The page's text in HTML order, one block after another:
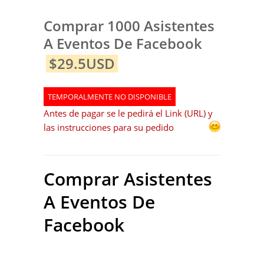
Comprar 1000 Asistentes
A Eventos De Facebook
$29.5USD
TEMPORALMENTE NO DISPONIBLE
Antes de pagar se le pedirá el Link (URL) y
las instrucciones para su pedido
Comprar Asistentes
A Eventos De
Facebook